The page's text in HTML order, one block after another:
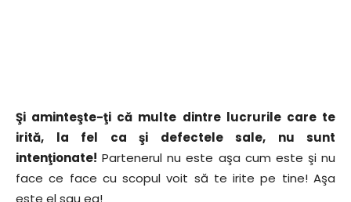
Şi aminteşte-ţi că multe dintre lucrurile care te
irită, la fel ca şi defectele sale, nu sunt
intenţionate! Partenerul nu este aşa cum este şi nu
face ce face cu scopul voit să te irite pe tine! Aşa